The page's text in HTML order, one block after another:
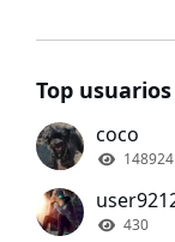
Top
coco
148924
430